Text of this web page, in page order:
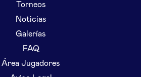
Torneos
Noticias
Galerías
FAQ
Área Jugadores